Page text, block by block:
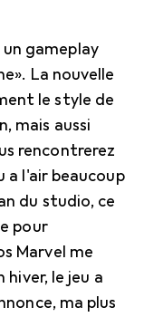
gameplay
La nouvelle
le style de
mais aussi
rencontrerez
a l'air beaucoup
du studio, ce
pour
Marvel me
hiver, le jeu a
ma plus